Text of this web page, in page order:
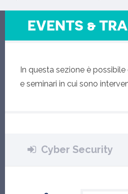
EVENTS &
In questa sezione è
e seminari in cui sono
Cyber Security